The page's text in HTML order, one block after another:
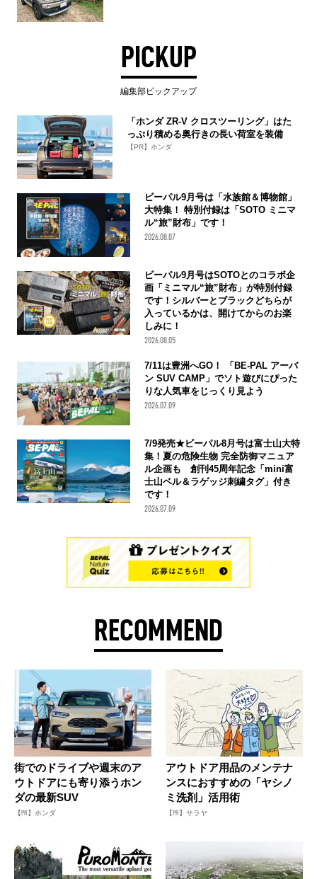
PICKUP
編集部ピックアップ
「ホンダ ZR-V クロスツーリング」はた
っぷり積める奥行きの長い荷室を装備
【PR】ホンダ
ビーパル9月号は「水族館＆博物館」
大特集！ 特別付録は「SOTO ミニマ
ル“旅”財布」です！
2026.08.07
ビーパル9月号はSOTOとのコラボ企
画「ミニマル“旅”財布」が特別付録
です！シルバーとブラックどちらが
入っているかは、開けてからのお楽
しみに！
2026.08.05
7/11は豊洲へGO！ 「BE-PAL アーバ
ン SUV CAMP」でソト遊びにぴった
りな人気車をじっくり見よう
2026.07.09
7/9発売★ビーパル8月号は富士山大特
集！夏の危険生物 完全防御マニュア
ル企画も 創刊45周年記念「mini富
士山ベル＆ラゲッジ刺繍タグ」付き
です！
2026.07.09
RECOMMEND
街でのドライブや週末のア
ウトドアにも寄り添うホン
ダの最新SUV
【PR】ホンダ
アウトドア用品のメンテナ
ンスにおすすめの「ヤシノ
ミ洗剤」活用術
【PR】サラヤ